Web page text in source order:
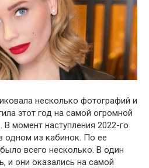
несколько фотографий и
этот год на самой огромной
момент наступления 2022-го
из кабинок. По ее
всего несколько. В один
и они оказались на самой